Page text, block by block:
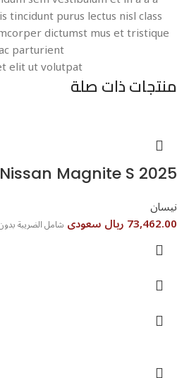
tincidunt purus lectus nisl class
dictumst mus et tristique
parturient
elit ut volutpat.
منتجات ذات صلة
Nissan Magnite S 2025
نيسان
73,462.00 ريال سعودى شامل الضريبة